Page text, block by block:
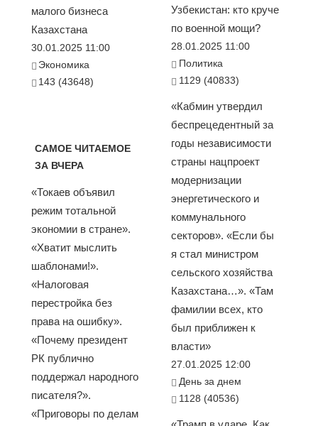
малого бизнеса
Казахстана
30.01.2025 11:00
Экономика
143 (43648)
САМОЕ ЧИТАЕМОЕ
ЗА ВЧЕРА
«Токаев объявил
режим тотальной
экономии в стране».
«Хватит мыслить
шаблонами!».
«Налоговая
перестройка без
права на ошибку».
«Почему президент
РК публично
поддержал народного
писателя?».
«Приговоры по делам
Узбекистан: кто круче
по военной мощи?
28.01.2025 11:00
Политика
1129 (40833)
«Кабмин утвердил
беспрецедентный за
годы независимости
страны нацпроект
модернизации
энергетического и
коммунального
секторов». «Если бы
я стал министром
сельского хозяйства
Казахстана…». «Там
фамилии всех, кто
был приближен к
власти»
27.01.2025 12:00
День за днем
1128 (40536)